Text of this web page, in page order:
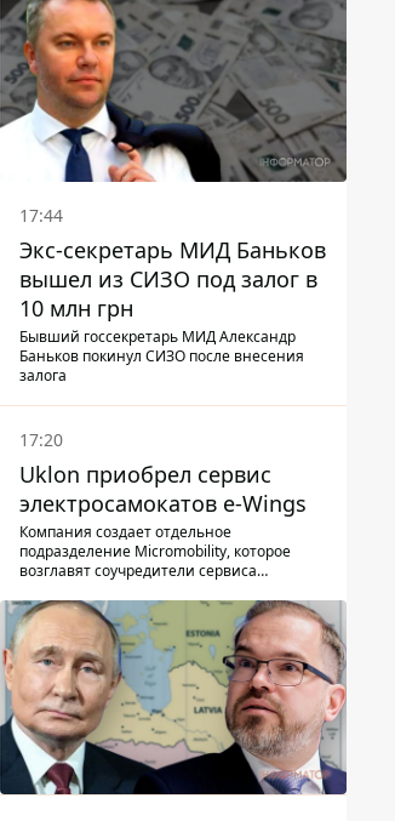
17:44
Экс-секретарь МИД Баньков
вышел из СИЗО под залог в
10 млн грн
Бывший госсекретарь МИД Александр
Баньков покинул СИЗО после внесения
залога
17:20
Uklon приобрел сервис
электросамокатов e-Wings
Компания создает отдельное
подразделение Micromobility, которое
возглавят соучредители сервиса